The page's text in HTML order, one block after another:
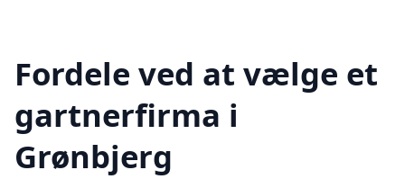
Fordele ved at vælge et
gartnerfirma i
Grønbjerg